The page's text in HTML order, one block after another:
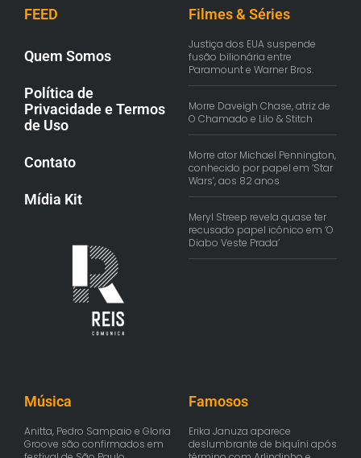
FEED
Quem Somos
Política de
Privacidade e Termos
de Uso
Contato
Mídia Kit
Filmes & Séries
Justiça dos EUA suspende
fusão bilionária entre
Paramount e Warner Bros.
Morre Daveigh Chase, atriz de
O Chamado e Lilo & Stitch
Morre ator Michael Pennington,
conhecido por papel em ‘Star
Wars’, aos 82 anos
Meryl Streep revela quase ter
recusado papel icônico em ‘O
Diabo Veste Prada’
Música
Anitta, Pedro Sampaio e Gloria
Groove são confirmados em
Famosos
Erika Januza aparece
deslumbrante de biquíni após